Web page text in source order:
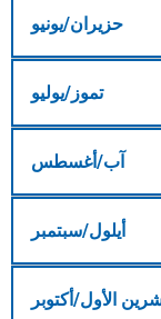
حزيران/يونيو
تموز/يوليو
آب/أغسطس
أيلول/سبتمبر
الأول/أكتوبر